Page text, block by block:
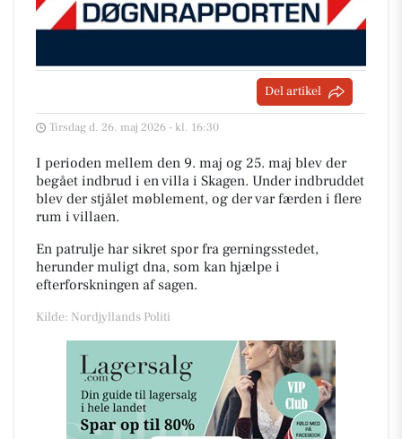
Del artikel
Tirsdag d. 26. maj 2026 - kl. 16:30
I perioden mellem den 9. maj og 25. maj blev der
begået indbrud i en villa i Skagen. Under indbruddet
blev der stjålet møblement, og der var færden i flere
rum i villaen.
En patrulje har sikret spor fra gerningsstedet,
herunder muligt dna, som kan hjælpe i
efterforskningen af sagen.
Kilde: Nordjyllands Politi